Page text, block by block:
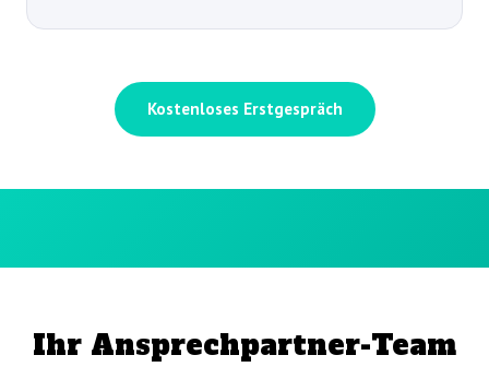
Kostenloses Erstgespräch
Ihr Ansprechpartner-Team